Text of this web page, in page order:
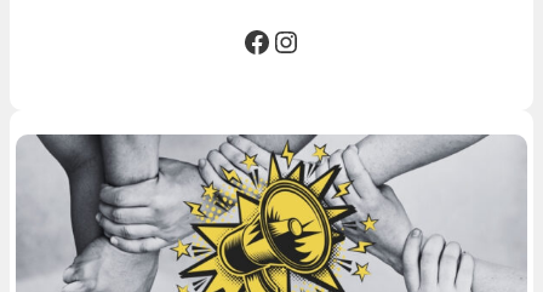
Facebook SGInsta SG